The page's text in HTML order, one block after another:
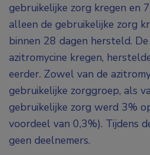
gebruikelijke zorg kregen en
alleen de gebruikelijke zorg
binnen 28 dagen hersteld.
azitromycine kregen,
eerder. Zowel van de
gebruikelijke zorggroep, als
gebruikelijke zorg werd 3%
voordeel van 0,3%). Tijdens
geen deelnemers.